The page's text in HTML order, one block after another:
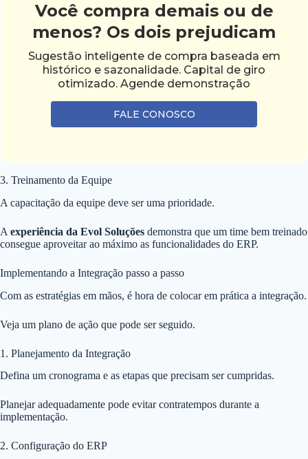
Você compra demais ou de
menos? Os dois prejudicam
Sugestão inteligente de compra baseada em
histórico e sazonalidade. Capital de giro
otimizado. Agende demonstração
FALE CONOSCO
3. Treinamento da Equipe
A capacitação da equipe deve ser uma prioridade.
A experiência da Evol Soluções demonstra que um time bem treinado
consegue aproveitar ao máximo as funcionalidades do ERP.
Implementando a Integração passo a passo
Com as estratégias em mãos, é hora de colocar em prática a integração.
Veja um plano de ação que pode ser seguido.
1. Planejamento da Integração
Defina um cronograma e as etapas que precisam ser cumpridas.
Planejar adequadamente pode evitar contratempos durante a
implementação.
2. Configuração do ERP